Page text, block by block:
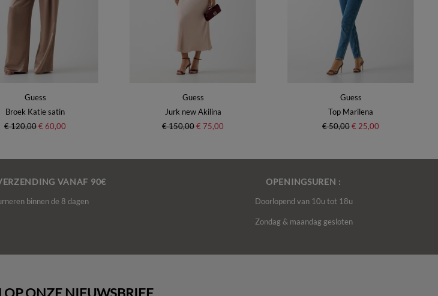
Guess
Broek Katie satin
€ 120,00€ 60,00
Guess
Jurk new Akilina
€ 150,00€ 75,00
Guess
Top Marilena
€ 50,00€ 25,00
VANAF 90€
binnen de 8 dagen
OPENINGSUREN :
Doorlopend van 10u tot 18u
Zondag & maandag gesloten
OP ONZE NIEUWSBRIEF